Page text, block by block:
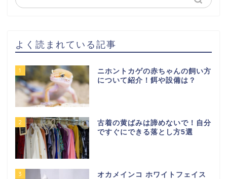
よく読まれている記事
1
ニホントカゲの赤ちゃんの飼い方
について紹介！餌や設備は？
2
古着の黄ばみは諦めないで！自分
ですぐにできる落とし方5選
3
オカメインコ ホワイトフェイス